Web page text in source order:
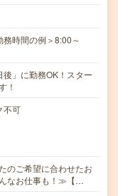
時間の例＞8:00～
」に勤務OK！スター
！
可
のご希望に合わせたお
なお仕事も！≫【…